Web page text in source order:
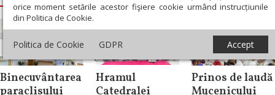
orice moment setările acestor fişiere cookie urmând instrucțiunile
din Politica de Cookie.
Politica de Cookie GDPR Accept
Știri
Binecuvântarea
paraclisului
Știri
Hramul
Catedralei
Prinos de laudă
Mucenicului